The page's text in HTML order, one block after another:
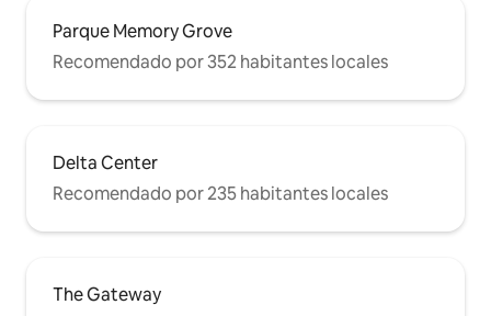
Parque Memory Grove
Recomendado por 352 habitantes locales
Delta Center
Recomendado por 235 habitantes locales
The Gateway